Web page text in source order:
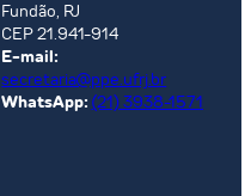
Fundão, RJ
CEP 21.941-914
E-mail:
secretaria@ppe.ufrj.br
WhatsApp: (21) 3938-1571